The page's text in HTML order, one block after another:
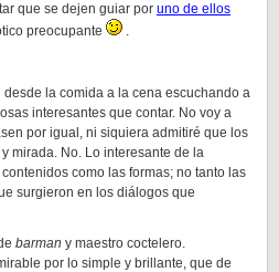
que se dejen guiar por uno de ellos
preocupante
.
la comida a la cena escuchando a
interesantes que contar. No voy a
por igual, ni siquiera admitiré que los
mirada. No. Lo interesante de la
como las formas; no tanto las
surgieron en los diálogos que
barman y maestro coctelero.
por lo simple y brillante, que de